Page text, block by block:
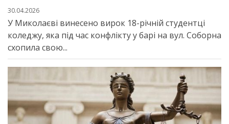
30.04.2026
У Миколаєві винесено вирок 18-річній студентці
коледжу, яка під час конфлікту у барі на вул. Соборна
схопила свою...